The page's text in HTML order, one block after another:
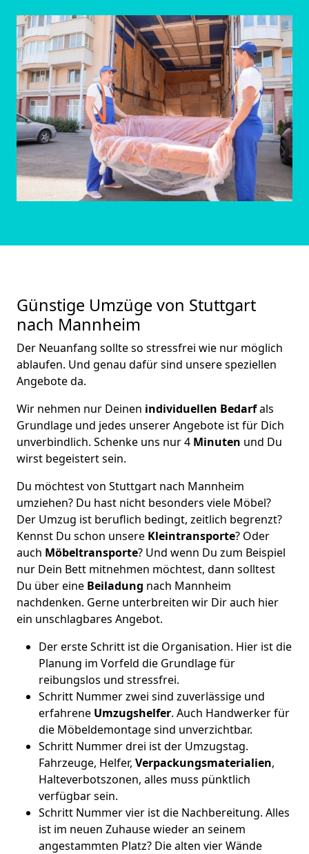
Günstige Umzüge von Stuttgart
nach Mannheim
Der Neuanfang sollte so stressfrei wie nur möglich
ablaufen. Und genau dafür sind unsere speziellen
Angebote da.
Wir nehmen nur Deinen individuellen Bedarfals
Grundlage und jedes unserer Angebote ist für Dich
unverbindlich. Schenke uns nur 4 Minuten und Du
wirst begeistert sein.
Du möchtest von Stuttgart nach Mannheim
umziehen? Du hast nicht besonders viele Möbel?
Der Umzug ist beruflich bedingt, zeitlich begrenzt?
Kennst Du schon unsere Kleintransporte? Oder
auch Möbeltransporte? Und wenn Du zum Beispiel
nur Dein Bett mitnehmen möchtest, dann solltest
Du über eine Beiladung nach Mannheim
nachdenken. Gerne unterbreiten wir Dir auch hier
ein unschlagbares Angebot.
Der erste Schritt ist die Organisation. Hier ist die
Planung im Vorfeld die Grundlage für
reibungslos und stressfrei.
Schritt Nummer zwei sind zuverlässige und
erfahrene Umzugshelfer. Auch Handwerker für
die Möbeldemontage sind unverzichtbar.
Schritt Nummer drei ist der Umzugstag.
Fahrzeuge, Helfer, Verpackungsmaterialien,
Halteverbotszonen, alles muss pünktlich
verfügbar sein.
Schritt Nummer vier ist die Nachbereitung. Alles
ist im neuen Zuhause wieder an seinem
angestammten Platz? Die alten vier Wände